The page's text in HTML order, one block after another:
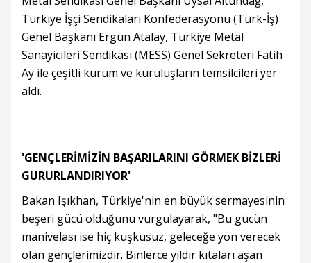
Türkiye İşçi Sendikaları Konfederasyonu (Türk-İş)
Genel Başkanı Ergün Atalay, Türkiye Metal
Sanayicileri Sendikası (MESS) Genel Sekreteri Fatih
Ay ile çeşitli kurum ve kuruluşların temsilcileri yer
aldı.
'GENÇLERİMİZİN BAŞARILARINI GÖRMEK BİZLERİ
GURURLANDIRIYOR'
Bakan Işıkhan, Türkiye'nin en büyük sermayesinin
beşeri gücü olduğunu vurgulayarak, "Bu gücün
manivelası ise hiç kuşkusuz, geleceğe yön verecek
olan gençlerimizdir. Binlerce yıldır kıtaları aşan